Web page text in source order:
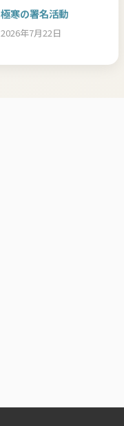
極寒の署名活動
2026年7月22日